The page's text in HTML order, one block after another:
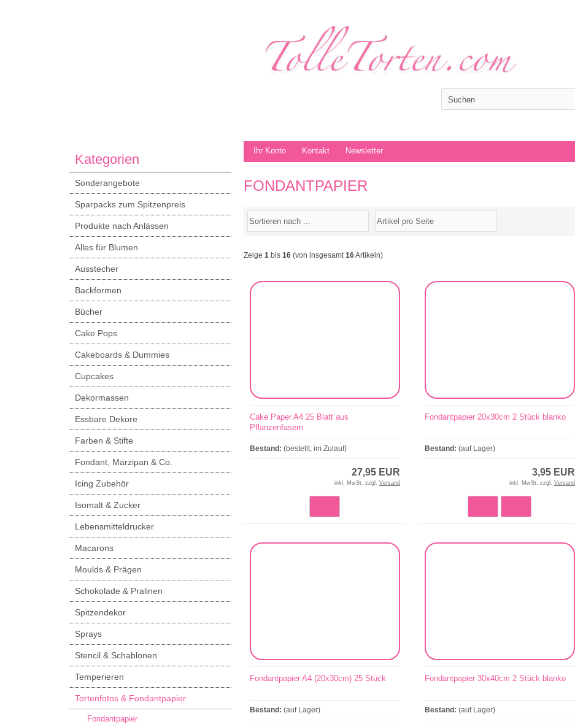
Ihr Konto Kontakt Newsletter
FONDANTPAPIER
Zeige 1 bis 16 (von insgesamt16Artikeln)
Cake Paper A4 25 Blatt aus
Pflanzenfasern
Bestand: (bestellt, im Zulauf)
27,95 EUR
inkl. MwSt. zzgl. Versand
Fondantpapier 20x30cm 2 Stück blanko
Bestand: (auf Lager)
3,95 EUR
inkl. MwSt. zzgl. Versand
Fondantpapier A4 (20x30cm) 25 Stück
Bestand: (auf Lager)
Fondantpapier 30x40cm 2 Stück blanko
Bestand: (auf Lager)
Kategorien
Sonderangebote
Sparpacks zum Spitzenpreis
Produkte nach Anlässen
Alles für Blumen
Ausstecher
Backformen
Bücher
Cake Pops
Cakeboards & Dummies
Cupcakes
Dekormassen
Essbare Dekore
Farben & Stifte
Fondant, Marzipan & Co.
Icing Zubehör
Isomalt & Zucker
Lebensmitteldrucker
Macarons
Moulds & Prägen
Schokolade & Pralinen
Spitzendekor
Sprays
Stencil & Schablonen
Temperieren
Tortenfotos & Fondantpapier
Fondantpapier